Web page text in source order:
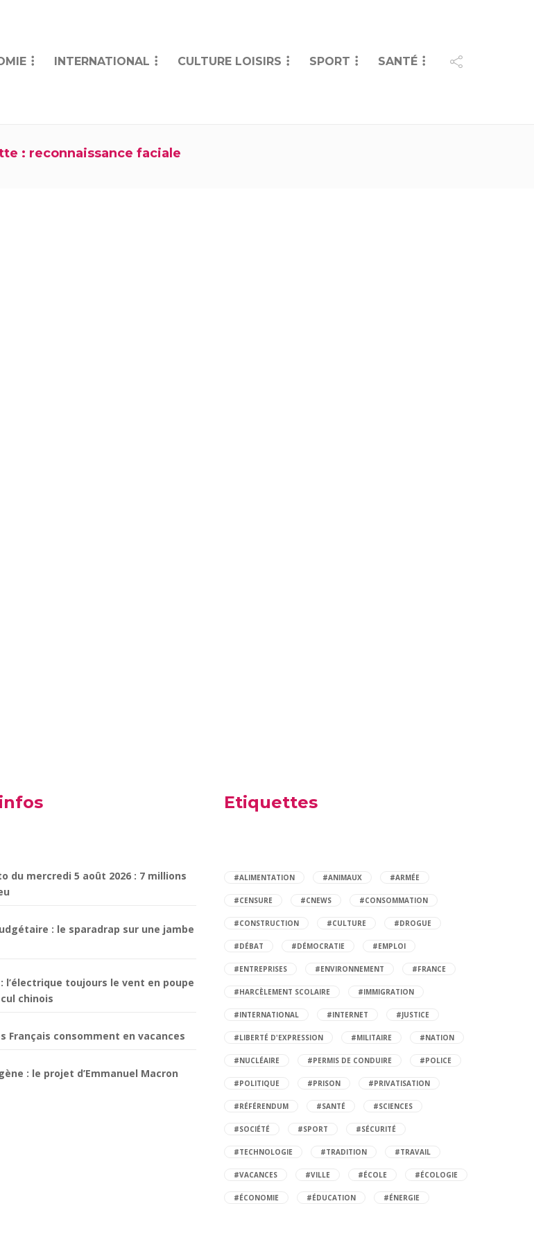
INTERNATIONAL CULTURE LOISIRS SPORT SANTÉ
: reconnaissance faciale
du mercredi 5 août 2026 : 7 millions
: le sparadrap sur une jambe
l’électrique toujours le vent en poupe
chinois
Français consomment en vacances
: le projet d’Emmanuel Macron
Etiquettes
#ALIMENTATION #ANIMAUX #ARMÉE
#CENSURE #CNEWS #CONSOMMATION
#CONSTRUCTION #CULTURE #DROGUE
#DÉBAT #DÉMOCRATIE #EMPLOI
#ENTREPRISES #ENVIRONNEMENT #FRANCE
#HARCÈLEMENT SCOLAIRE #IMMIGRATION
#INTERNATIONAL #INTERNET #JUSTICE
#LIBERTÉ D'EXPRESSION #MILITAIRE #NATION
#NUCLÉAIRE #PERMIS DE CONDUIRE #POLICE
#POLITIQUE #PRISON #PRIVATISATION
#RÉFÉRENDUM #SANTÉ #SCIENCES
#SOCIÉTÉ #SPORT #SÉCURITÉ
#TECHNOLOGIE #TRADITION #TRAVAIL
#VACANCES #VILLE #ÉCOLE #ÉCOLOGIE
#ÉCONOMIE #ÉDUCATION #ÉNERGIE